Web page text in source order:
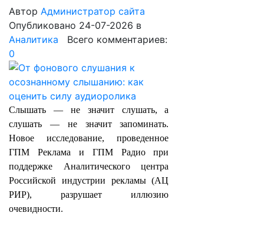
Автор Администратор сайта
Опубликовано 24-07-2026 в
Аналитика Всего комментариев:
0
Слышать — не значит слушать, а
слушать — не значит запоминать.
Новое исследование, проведенное
ГПМ Реклама и ГПМ Радио при
поддержке Аналитического центра
Российской индустрии рекламы (АЦ
РИР), разрушает иллюзию
очевидности.